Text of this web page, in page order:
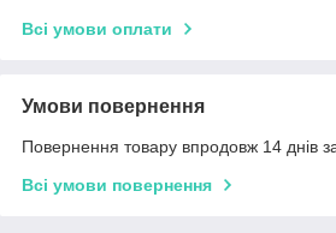
Всі умови оплати
Умови повернення
Повернення товару впродовж 14 днів
Всі умови повернення